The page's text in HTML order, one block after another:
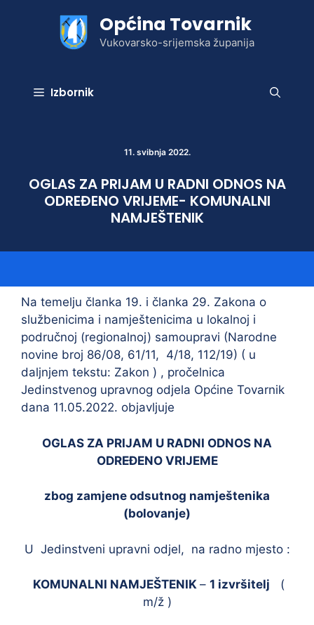
Općina Tovarnik
Vukovarsko-srijemska županija
Izbornik
11. svibnja 2022.
OGLAS ZA PRIJAM U RADNI ODNOS NA
ODREĐENO VRIJEME- KOMUNALNI
NAMJEŠTENIK
Na temelju članka 19. i članka 29. Zakona o
službenicima i namještenicima u lokalnoj i
područnoj (regionalnoj) samoupravi (Narodne
novine broj 86/08, 61/11, 4/18, 112/19) ( u
daljnjem tekstu: Zakon ) , pročelnica
Jedinstvenog upravnog odjela Općine Tovarnik
dana 11.05.2022. objavljuje
OGLAS ZA PRIJAM U RADNI ODNOS NA
ODREĐENO VRIJEME
zbog zamjene odsutnog namještenika
(bolovanje)
U Jedinstveni upravni odjel, na radno mjesto :
KOMUNALNI NAMJEŠTENIK – 1 izvršitelj (
m/ž )